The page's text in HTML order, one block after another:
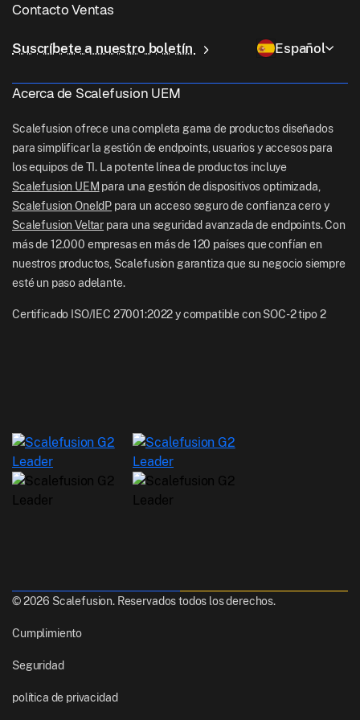
Gestión de Linux
Acceso condicional
Control remoto
Minorista
Logística
Documentos de ayuda
Blog
Sala de redacción
Careers
Contacto Ventas
sales[at]scalefusion.com
NZ: +64-9-888-4315
India: +91-63694-45500
Suscríbete a nuestro boletín Español
Acerca de Scalefusion UEM
Scalefusion ofrece una completa gama de productos diseñados
para simplificar la gestión de endpoints, usuarios y accesos para
los equipos de TI. La potente línea de productos incluye
Scalefusion UEM para una gestión de dispositivos optimizada,
Scalefusion OneIdP para un acceso seguro de confianza cero y
Scalefusion Veltar para una seguridad avanzada de endpoints. Con
más de 12.000 empresas en más de 120 países que confían en
nuestros productos, Scalefusion garantiza que su negocio siempre
esté un paso adelante.
Certificado ISO/IEC 27001:2022 y compatible con SOC-2 tipo 2
© 2026 Scalefusion. Reservados todos los derechos.
Cumplimiento
Seguridad
política de privacidad